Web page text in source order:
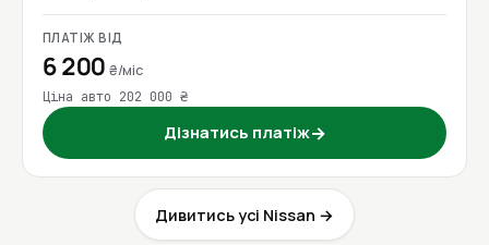
ПЛАТІЖ ВІД
6 200₴/міс
Ціна авто 202 000 ₴
Дізнатись платіж→
Дивитись усі Nissan →